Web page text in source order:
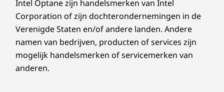
Intel Optane zijn handelsmerken van Intel
Corporation of zijn dochterondernemingen in de
Verenigde Staten en/of andere landen. Andere
namen van bedrijven, producten of services zijn
mogelijk handelsmerken of servicemerken van
anderen.